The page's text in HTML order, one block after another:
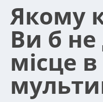
Якому
Ви б
місце в